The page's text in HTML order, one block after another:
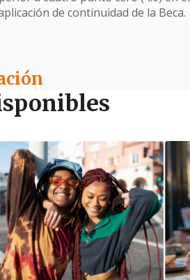
de continuidad de la Beca.